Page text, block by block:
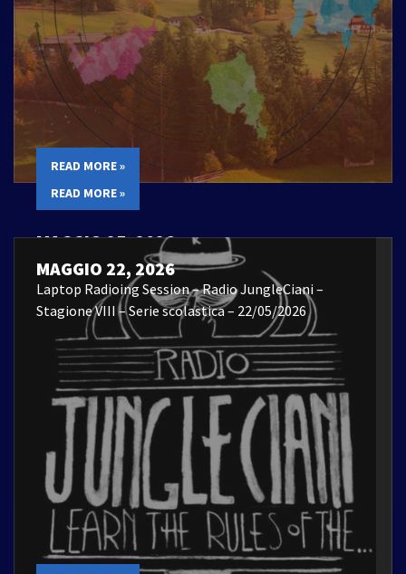
READ MORE »
MAGGIO 25, 2026
Laptop Radioing Session – 22/05/2026
READ MORE »
MAGGIO 22, 2026
Laptop Radioing Session – Radio JungleCiani –
Stagione VIII – Serie scolastica – 22/05/2026